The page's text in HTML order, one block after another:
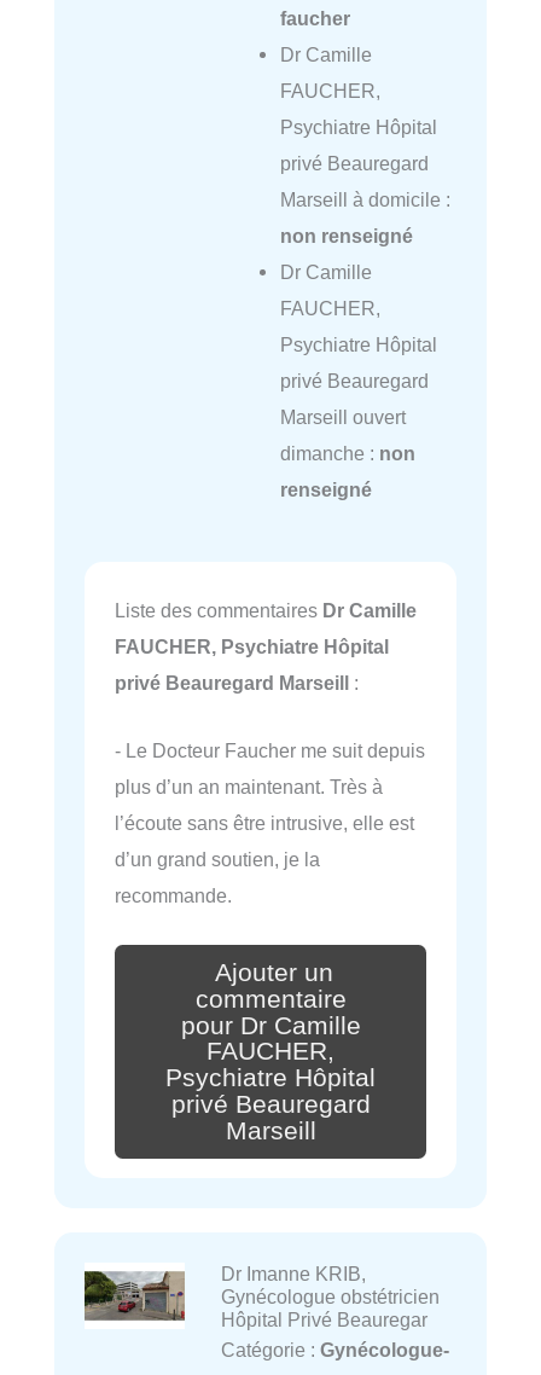
faucher
Dr Camille
FAUCHER,
Psychiatre Hôpital
privé Beauregard
Marseill à domicile :
non renseigné
Dr Camille
FAUCHER,
Psychiatre Hôpital
privé Beauregard
Marseill ouvert
dimanche : non
renseigné
Liste des commentaires Dr Camille
FAUCHER, Psychiatre Hôpital
privé Beauregard Marseill :
- Le Docteur Faucher me suit depuis
plus d’un an maintenant. Très à
l’écoute sans être intrusive, elle est
d’un grand soutien, je la
recommande.
Ajouter un
commentaire
pour Dr Camille
FAUCHER,
Psychiatre Hôpital
privé Beauregard
Marseill
Dr Imanne KRIB,
Gynécologue obstétricien
Hôpital Privé Beauregar
Catégorie : Gynécologue-